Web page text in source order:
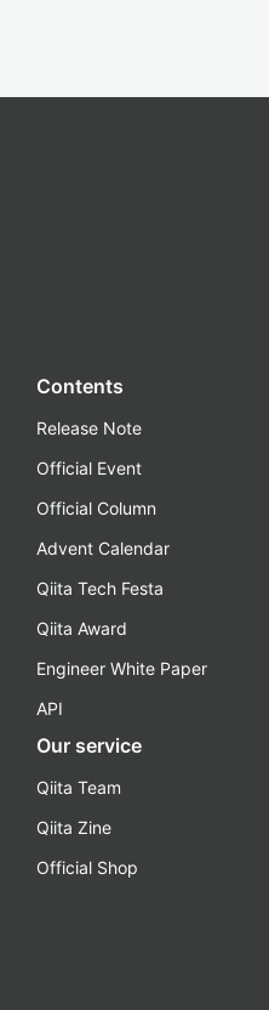
Contents
Release Note
Official Event
Official Column
Advent Calendar
Qiita Tech Festa
Qiita Award
Engineer White Paper
API
Our service
Qiita Team
Qiita Zine
Official Shop